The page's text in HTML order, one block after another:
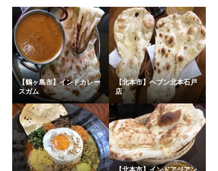
【鶴ヶ島市】インドカレー
スガム
【北本市】ヘブン北本石戸
店